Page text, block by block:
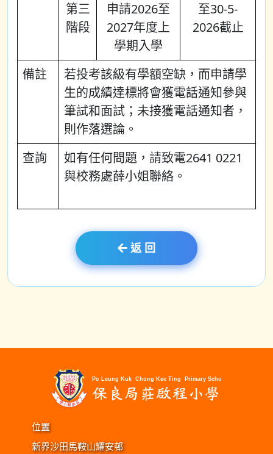
第三
階段
申請2026至
2027年度上
學期入學
至30-5-
2026截止
備註
若投考該級有學額空缺，而申請學
生的成績達標將會獲電話通知參與
筆試和面試；未接獲電話通知者，
則作落選論。
查詢
如有任何問題，請致電2641 0221
與校務處薛小姐聯絡。
返 回
位置
新界沙田馬鞍山耀安邨